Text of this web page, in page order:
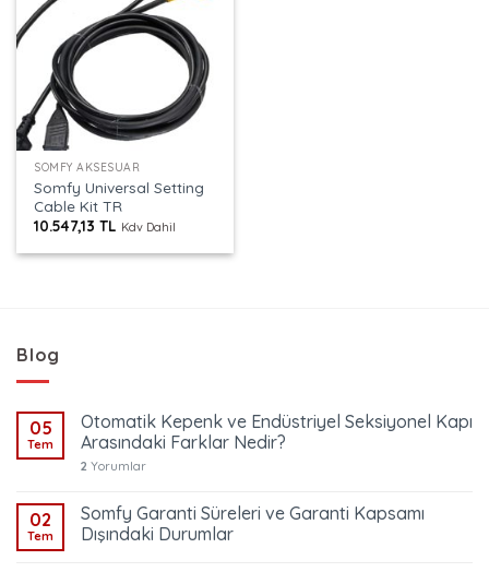
SOMFY AKSESUAR
Somfy Universal Setting
Cable Kit TR
10.547,13TL Kdv Dahil
Blog
05
Tem
Otomatik Kepenk ve Endüstriyel Seksiyonel Kapı
Arasındaki Farklar Nedir?
2 Yorumlar
02
Tem
Somfy Garanti Süreleri ve Garanti Kapsamı
Dışındaki Durumlar